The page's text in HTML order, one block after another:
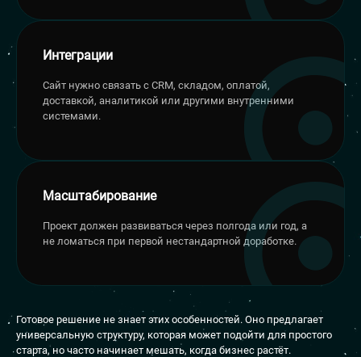
Интеграции
Сайт нужно связать с CRM, складом, оплатой,
доставкой, аналитикой или другими внутренними
системами.
Масштабирование
Проект должен развиваться через полгода или год, а
не ломаться при первой нестандартной доработке.
Готовое решение не знает этих особенностей. Оно предлагает
универсальную структуру, которая может подойти для простого
старта, но часто начинает мешать, когда бизнес растёт.